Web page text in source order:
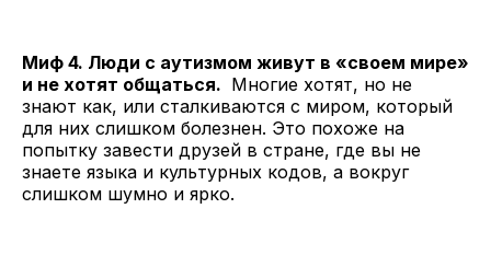
Миф 4. Люди с аутизмом живут в «своем мире»
и не хотят общаться. Многие хотят, но не
знают как, или сталкиваются с миром, который
для них слишком болезнен. Это похоже на
попытку завести друзей в стране, где вы не
знаете языка и культурных кодов, а вокруг
слишком шумно и ярко.